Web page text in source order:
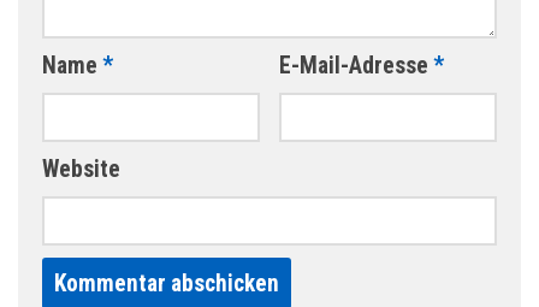
Name * E-Mail-Adresse *
Website